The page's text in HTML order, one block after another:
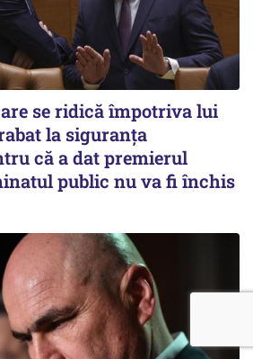
se ridică împotriva lui
la siguranța
că a dat premierul
public nu va fi închis